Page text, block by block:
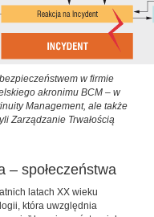
w firmie
akronimu BCM – w
Management, ale także
Zarządzanie Trwałością
– społeczeństwa
latach XX wieku
która uwzględnia